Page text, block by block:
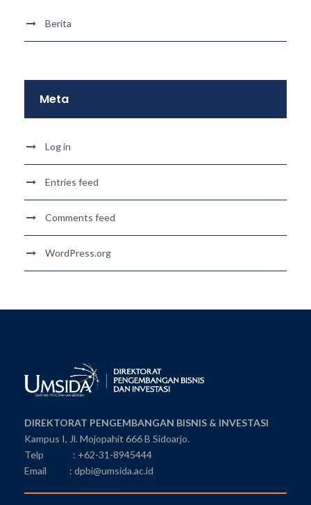
Berita
Meta
Log in
Entries feed
Comments feed
WordPress.org
DIREKTORAT PENGEMBANGAN BISNIS & INVESTASI
Kampus I, Jl. Mojopahit 666 B Sidoarjo.
Telp : +62-31-8945444
Email : dpbi@umsida.ac.id